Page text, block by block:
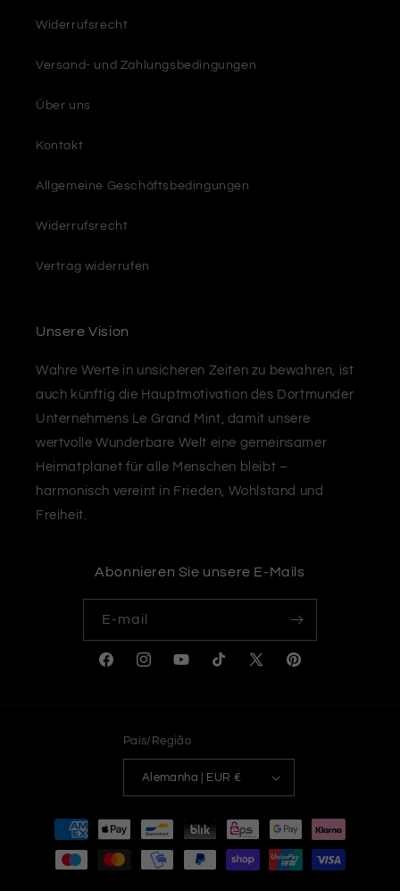
Widerrufsrecht
Versand- und Zahlungsbedingungen
Über uns
Kontakt
Allgemeine Geschäftsbedingungen
Widerrufsrecht
Vertrag widerrufen
Unsere Vision
Wahre Werte in unsicheren Zeiten zu bewahren, ist
auch künftig die Hauptmotivation des Dortmunder
Unternehmens Le Grand Mint, damit unsere
wertvolle Wunderbare Welt eine gemeinsamer
Heimatplanet für alle Menschen bleibt –
harmonisch vereint in Frieden, Wohlstand und
Freiheit.
Abonnieren Sie unsere E-Mails
E-mail
FacebookInstagramYouTubeTikTok
X
Pinterest
País/Região
Alemanha | EUR €
Formas
pagamento